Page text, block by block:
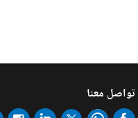
تواصل معنا